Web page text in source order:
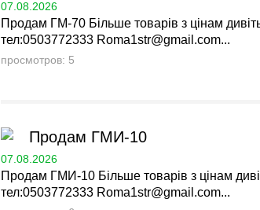
07.08.2026
Продам ГМ-70 Більше товарів з цінам
тел:0503772333 Roma1str@gmail.com...
просмотров: 5
Продам ГМИ-10
07.08.2026
Продам ГМИ-10 Більше товарів з цінам
тел:0503772333 Roma1str@gmail.com...